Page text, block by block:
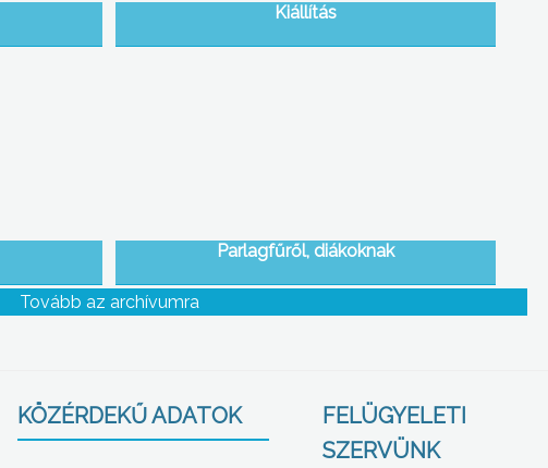
Kiállítás
Parlagfűről, diákoknak
Tovább az archívumra
KÖZÉRDEKŰ ADATOK
FELÜGYELETI
SZERVÜNK